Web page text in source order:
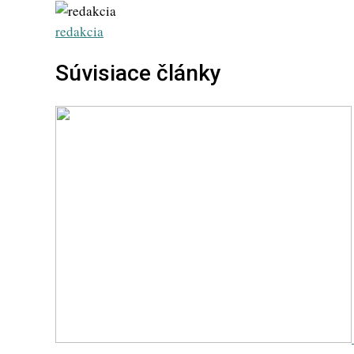
redakcia
Súvisiace články